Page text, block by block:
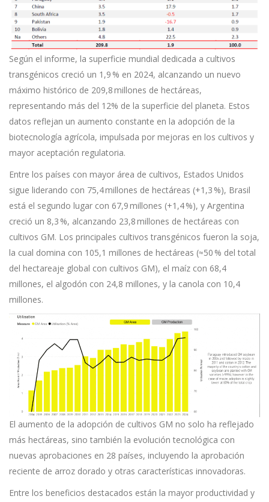
Según el informe, la superficie mundial dedicada a cultivos
transgénicos creció un 1,9 % en 2024, alcanzando un nuevo
máximo histórico de 209,8 millones de hectáreas,
representando más del 12% de la superficie del planeta. Estos
datos reflejan un aumento constante en la adopción de la
biotecnología agrícola, impulsada por mejoras en los cultivos y
mayor aceptación regulatoria.
Entre los países con mayor área de cultivos, Estados Unidos
sigue liderando con 75,4 millones de hectáreas (+1,3 %), Brasil
está el segundo lugar con 67,9 millones (+1,4 %), y Argentina
creció un 8,3 %, alcanzando 23,8 millones de hectáreas con
cultivos GM. Los principales cultivos transgénicos fueron la soja,
la cual domina con 105,1 millones de hectáreas (≈50 % del total
del hectareaje global con cultivos GM), el maíz con 68,4
millones, el algodón con 24,8 millones, y la canola con 10,4
millones.
El aumento de la adopción de cultivos GM no solo ha reflejado
más hectáreas, sino también la evolución tecnológica con
nuevas aprobaciones en 28 países, incluyendo la aprobación
reciente de arroz dorado y otras características innovadoras.
Entre los beneficios destacados están la mayor productividad y